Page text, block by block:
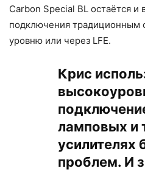
Carbon Special BL остаётся и
подключения традиционным
уровню или через LFE.
Крис
ламповых и
усилителях
проблем. И